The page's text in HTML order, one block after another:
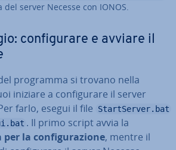
server Necesse con IONOS.
con­fi­gu­ra­re e avviare il
programma si trovano nella
iniziare a con­fi­gu­ra­re il server
farlo, esegui il file
StartServer.bat
. Il primo script avvia la
per la con­fi­gu­ra­zio­ne, mentre il